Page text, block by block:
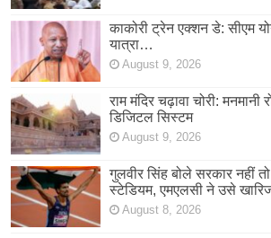
काकोरी ट्रेन एक्शन डे: सीएम
यात्रा…
August 9, 2026
राम मंदिर चढ़ावा चोरी:
डिजिटल सिस्टम
August 9, 2026
गुलवीर सिंह बोले सरकार नहीं
स्टेडियम, एमएलसी ने उसे
August 8, 2026